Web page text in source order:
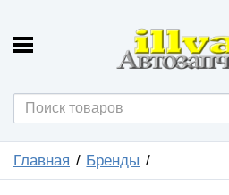
Главная Бренды